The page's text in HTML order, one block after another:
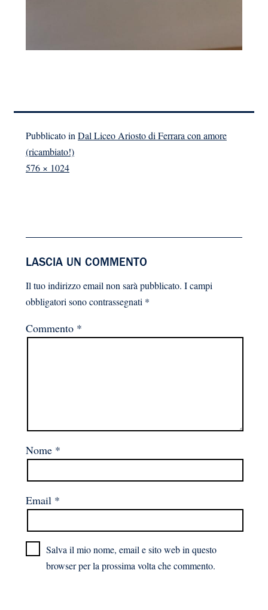
Pubblicato in Dal Liceo Ariosto di Ferrara con amore
(ricambiato!)
A
576 × 1024
LASCIA UN COMMENTO
Il tuo indirizzo email non sarà pubblicato. I campi
obbligatori sono contrassegnati *
Commento *
Nome *
Email *
Salva il mio nome, email e sito web in questo
browser per la prossima volta che commento.